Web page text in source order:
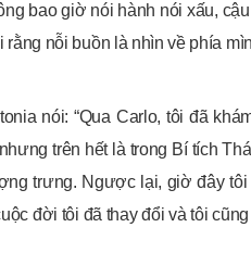
bao giờ nói hành nói xấu,
nỗi buồn là nhìn về phía
nói: “Qua Carlo, tôi đã
trên hết là trong Bí tích
trưng. Ngược lại, giờ đây tôi
đời tôi đã thay đổi và tôi